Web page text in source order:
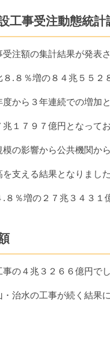
工事受注動態統計
注額の集計結果が発表さ
.８％増の８４兆５５２
から３年連続での増加
１７９７億円となってお
の影響から公共機関か
支える結果となりました
８％増の２７兆３４３１
の４兆３２６６億円でし
治水の工事が続く結果